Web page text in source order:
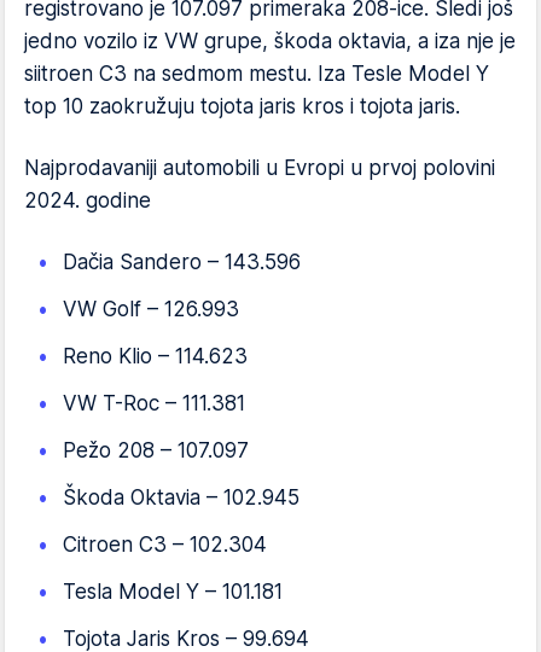
registrovano je 107.097 primeraka 208-ice. Sledi još
jedno vozilo iz VW grupe, škoda oktavia, a iza nje je
siitroen C3 na sedmom mestu. Iza Tesle Model Y
top 10 zaokružuju tojota jaris kros i tojota jaris.
Najprodavaniji automobili u Evropi u prvoj polovini
2024. godine
Dačia Sandero – 143.596
VW Golf – 126.993
Reno Klio – 114.623
VW T-Roc – 111.381
Pežo 208 – 107.097
Škoda Oktavia – 102.945
Citroen C3 – 102.304
Tesla Model Y – 101.181
Tojota Jaris Kros – 99.694